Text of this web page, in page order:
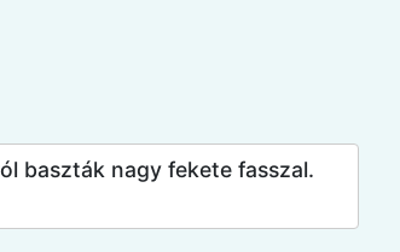
baszták nagy fekete fasszal.